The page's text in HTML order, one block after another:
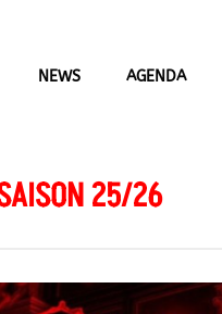
NEWS AGENDA
25/26